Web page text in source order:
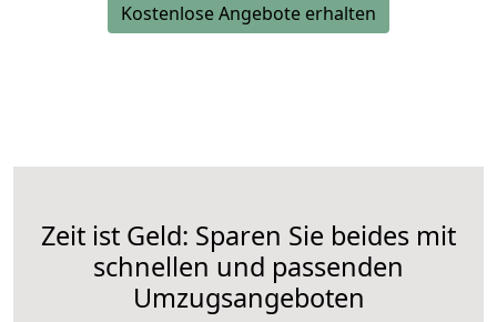
Kostenlose Angebote erhalten
Zeit ist Geld: Sparen Sie beides mit
schnellen und passenden
Umzugsangeboten